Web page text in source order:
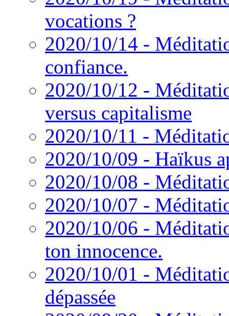
vocations ?
2020/10/14 -
confiance.
2020/10/12 -
versus capitalisme
2020/10/11 -
2020/10/09 - Haïkus
2020/10/08 -
2020/10/07 -
2020/10/06 -
ton innocence.
2020/10/01 -
dépassée